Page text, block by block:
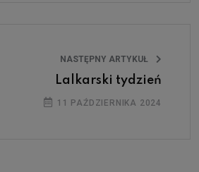
NASTĘPNY ARTYKUŁ
Lalkarski tydzień
11 PAŹDZIERNIKA 2024